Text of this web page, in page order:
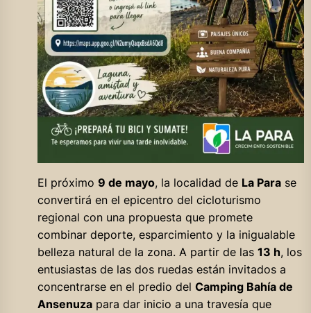
El próximo 9 de mayo, la localidad de La Parase
convertirá en el epicentro del cicloturismo
regional con una propuesta que promete
combinar deporte, esparcimiento y la inigualable
belleza natural de la zona. A partir de las 13 h, los
entusiastas de las dos ruedas están invitados a
concentrarse en el predio del Camping Bahía de
Ansenuzapara dar inicio a una travesía que